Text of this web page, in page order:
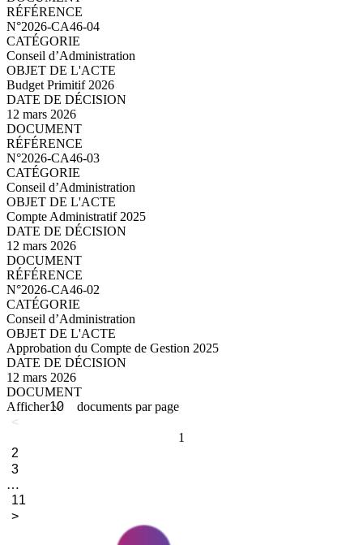
N°2026-CA46-04
Conseil d’Administration
Budget Primitif 2026
12 mars 2026
N°2026-CA46-03
Conseil d’Administration
Compte Administratif 2025
12 mars 2026
N°2026-CA46-02
Conseil d’Administration
Approbation du Compte de Gestion 2025
12 mars 2026
Afficher
documents par page
<
1
2
3
…
11
>